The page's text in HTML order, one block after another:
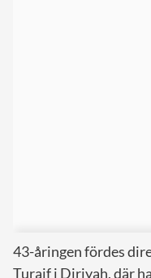
43-åringen fördes
Turaif i Diriyah, där